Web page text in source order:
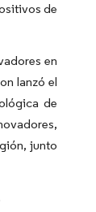
de
en
lanzó el
de
junto